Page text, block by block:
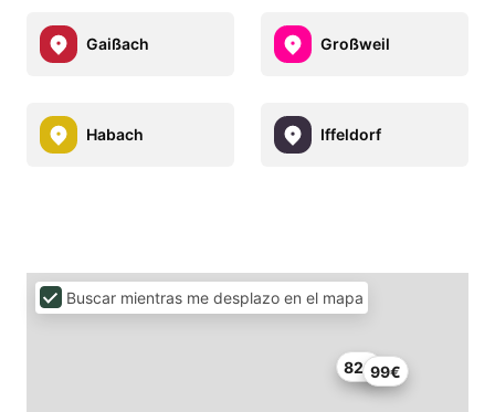
Gaißach Großweil
Habach Iffeldorf
82€99€
Buscar mientras me desplazo en el mapa